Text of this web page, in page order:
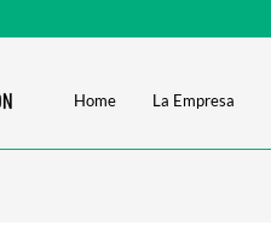
Home La Empresa